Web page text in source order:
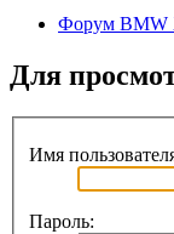
Форум BMW
Для
Имя
Пароль: